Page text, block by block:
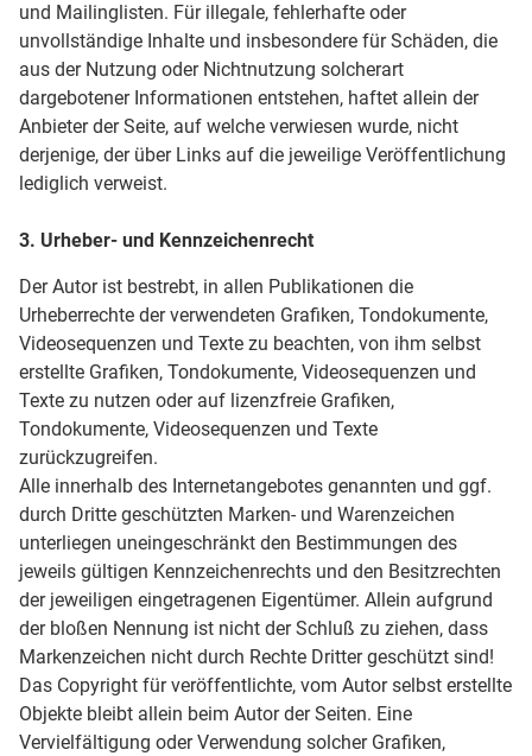
und Mailinglisten. Für illegale, fehlerhafte oder
unvollständige Inhalte und insbesondere für Schäden, die
aus der Nutzung oder Nichtnutzung solcherart
dargebotener Informationen entstehen, haftet allein der
Anbieter der Seite, auf welche verwiesen wurde, nicht
derjenige, der über Links auf die jeweilige Veröffentlichung
lediglich verweist.
3. Urheber- und Kennzeichenrecht
Der Autor ist bestrebt, in allen Publikationen die
Urheberrechte der verwendeten Grafiken, Tondokumente,
Videosequenzen und Texte zu beachten, von ihm selbst
erstellte Grafiken, Tondokumente, Videosequenzen und
Texte zu nutzen oder auf lizenzfreie Grafiken,
Tondokumente, Videosequenzen und Texte
zurückzugreifen.
Alle innerhalb des Internetangebotes genannten und ggf.
durch Dritte geschützten Marken- und Warenzeichen
unterliegen uneingeschränkt den Bestimmungen des
jeweils gültigen Kennzeichenrechts und den Besitzrechten
der jeweiligen eingetragenen Eigentümer. Allein aufgrund
der bloßen Nennung ist nicht der Schluß zu ziehen, dass
Markenzeichen nicht durch Rechte Dritter geschützt sind!
Das Copyright für veröffentlichte, vom Autor selbst erstellte
Objekte bleibt allein beim Autor der Seiten. Eine
Vervielfältigung oder Verwendung solcher Grafiken,